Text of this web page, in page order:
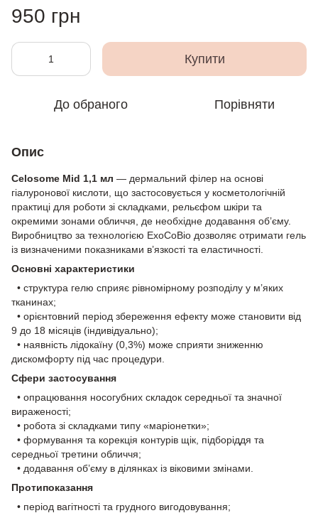
950 грн
Купити
До обраного Порівняти
Опис
Celosome Mid 1,1 мл — дермальний філер на основі
гіалуронової кислоти, що застосовується у косметологічній
практиці для роботи зі складками, рельєфом шкіри та
окремими зонами обличчя, де необхідне додавання об’єму.
Виробництво за технологією ExoCoBio дозволяє отримати гель
із визначеними показниками в’язкості та еластичності.
Основні характеристики
• структура гелю сприяє рівномірному розподілу у м’яких
тканинах;
• орієнтовний період збереження ефекту може становити від
9 до 18 місяців (індивідуально);
• наявність лідокаїну (0,3%) може сприяти зниженню
дискомфорту під час процедури.
Сфери застосування
• опрацювання носогубних складок середньої та значної
вираженості;
• робота зі складками типу «маріонетки»;
• формування та корекція контурів щік, підборіддя та
середньої третини обличчя;
• додавання об’єму в ділянках із віковими змінами.
Протипоказання
• період вагітності та грудного вигодовування;